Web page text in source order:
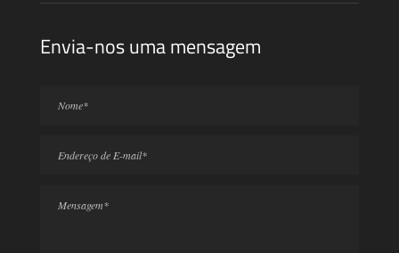
Envia-nos uma mensagem